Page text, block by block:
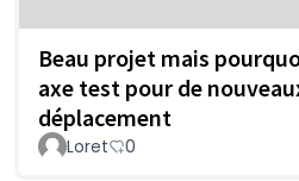
Beau projet mais
axe test pour de
déplacement
Loret 0